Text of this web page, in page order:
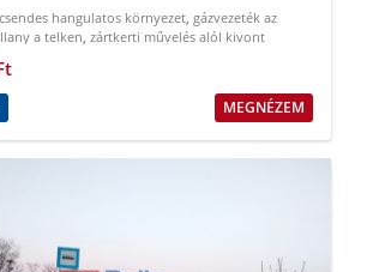
csendes hangulatos környezet, gázvezeték az
a telken, zártkerti művelés alól kivont
MEGNÉZEM